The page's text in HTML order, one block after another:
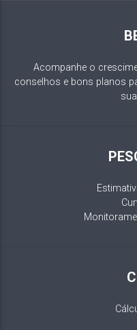
Acompanhe o
conselhos e bons planos